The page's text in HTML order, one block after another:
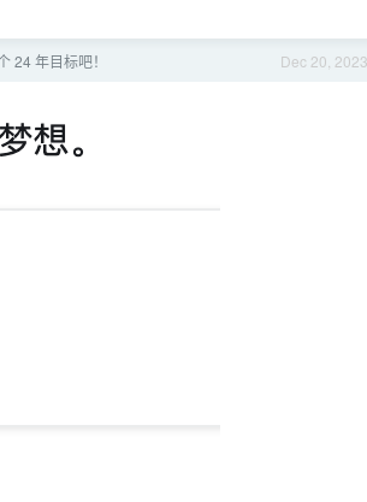
Dec 20, 2023
24 年目标吧！